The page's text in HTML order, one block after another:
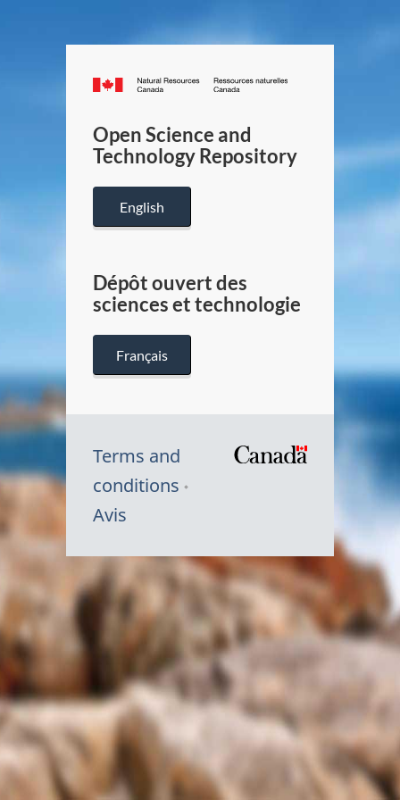
Canada.ca
/
Canada
Open Science and
Technology Repository
English
Dépôt ouvert des
sciences et technologie
Français
Terms and
conditions
Avis
Symbole
du
Canada